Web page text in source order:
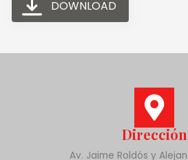
DOWNLOAD
Dirección
Av. Jaime Roldós y